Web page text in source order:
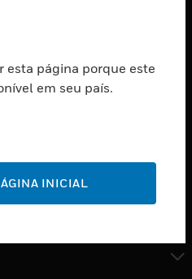
esta página porque este
em seu país.
INICIAL